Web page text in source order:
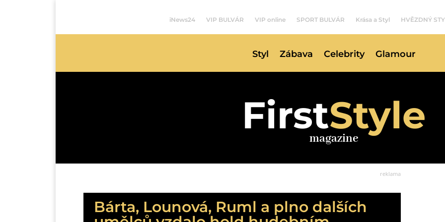
iNews24 VIP BULVÁR VIP online SPORT BULVÁR Krása a Styl HVĚZDNÝ
Styl Zábava Celebrity Glamour
FirstStyle
magazine
reklama
Bárta, Lounová, Ruml a plno dalších